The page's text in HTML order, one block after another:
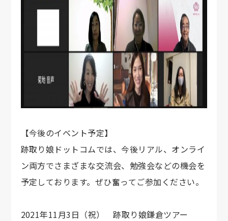
【今後のイベント予定】
跡取り娘ドットコムでは、今後リアル、オンライ
ン両方でさまざまな交流会、勉強会などの機会を
予定しております。ぜひ奮ってご参加ください。
2021年11月3日（祝） 跡取り娘鎌倉ツアー